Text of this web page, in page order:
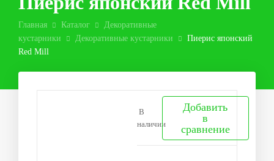
Главная Каталог
Декоративные
кустарники
Декоративные кустарники
Пиерис японский
Red Mill
В
наличии
Добавить
в
сравнение